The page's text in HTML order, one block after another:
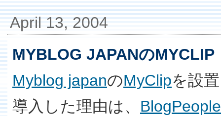
April 13, 2004
MYBLOG JAPANのMYCLIP
Myblog japanのMyClipを設
導入した理由は、